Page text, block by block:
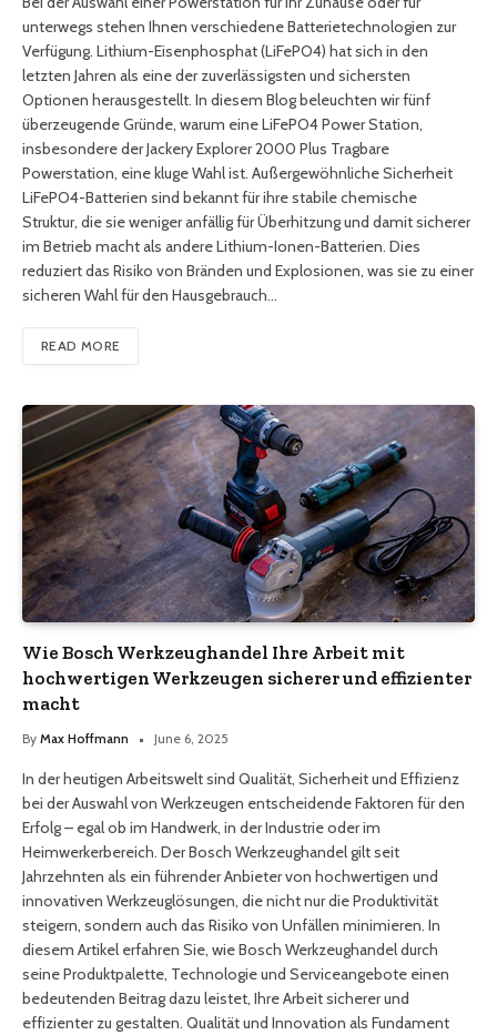
unterwegs stehen Ihnen verschiedene Batterietechnologien zur
Verfügung. Lithium-Eisenphosphat (LiFePO4) hat sich in den
letzten Jahren als eine der zuverlässigsten und sichersten
Optionen herausgestellt. In diesem Blog beleuchten wir fünf
überzeugende Gründe, warum eine LiFePO4 Power Station,
insbesondere der Jackery Explorer 2000 Plus Tragbare
Powerstation, eine kluge Wahl ist. Außergewöhnliche Sicherheit
LiFePO4-Batterien sind bekannt für ihre stabile chemische
Struktur, die sie weniger anfällig für Überhitzung und damit sicherer
im Betrieb macht als andere Lithium-Ionen-Batterien. Dies
reduziert das Risiko von Bränden und Explosionen, was sie zu einer
sicheren Wahl für den Hausgebrauch…
READ MORE
Wie Bosch Werkzeughandel Ihre Arbeit mit
hochwertigen Werkzeugen sicherer und effizienter
macht
By Max Hoffmann June 6, 2025
In der heutigen Arbeitswelt sind Qualität, Sicherheit und Effizienz
bei der Auswahl von Werkzeugen entscheidende Faktoren für den
Erfolg – egal ob im Handwerk, in der Industrie oder im
Heimwerkerbereich. Der Bosch Werkzeughandel gilt seit
Jahrzehnten als ein führender Anbieter von hochwertigen und
innovativen Werkzeuglösungen, die nicht nur die Produktivität
steigern, sondern auch das Risiko von Unfällen minimieren. In
diesem Artikel erfahren Sie, wie Bosch Werkzeughandel durch
seine Produktpalette, Technologie und Serviceangebote einen
bedeutenden Beitrag dazu leistet, Ihre Arbeit sicherer und
effizienter zu gestalten. Qualität und Innovation als Fundament